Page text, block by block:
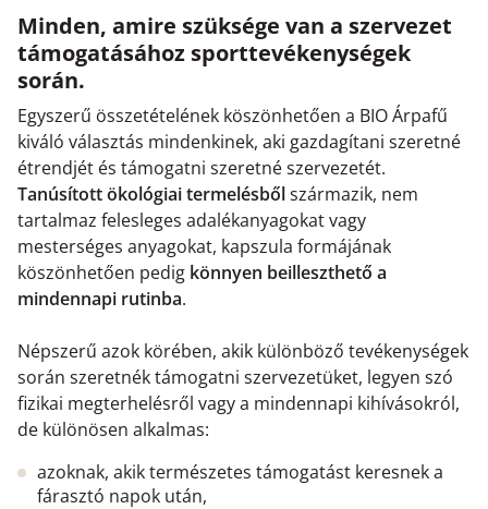
Minden, amire szüksége van a szervezet
támogatásához sporttevékenységek
során.
Egyszerű összetételének köszönhetően a BIO Árpafű
kiváló választás mindenkinek, aki gazdagítani szeretné
étrendjét és támogatni szeretné szervezetét.
Tanúsított ökológiai termelésbőlszármazik, nem
tartalmaz felesleges adalékanyagokat vagy
mesterséges anyagokat, kapszula formájának
köszönhetően pedig könnyen beilleszthető a
mindennapi rutinba.
Népszerű azok körében, akik különböző tevékenységek
során szeretnék támogatni szervezetüket, legyen szó
fizikai megterhelésről vagy a mindennapi kihívásokról,
de különösen alkalmas:
azoknak, akik természetes támogatást keresnek a
fárasztó napok után,